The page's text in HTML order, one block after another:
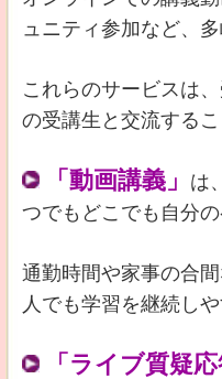
ュニティ参加など、
これらのサービスは
の受講生と交流する
「動画講義」
は
つでもどこでも自分
通勤時間や家事の合
人でも学習を継続し
「ライブ質疑